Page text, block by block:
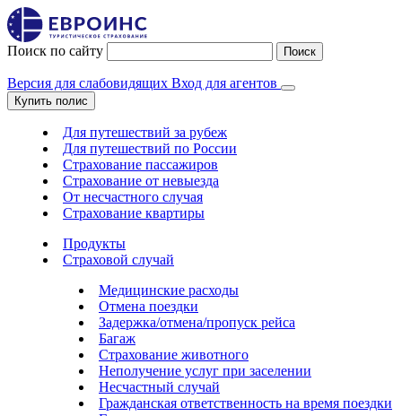
Поиск по сайту Поиск
Версия для слабовидящих Вход для агентов
Купить полис
Для путешествий за рубеж
Для путешествий по России
Страхование пассажиров
Страхование от невыезда
От несчастного случая
Страхование квартиры
Продукты
Страховой случай
Медицинские расходы
Отмена поездки
Задержка/отмена/пропуск рейса
Багаж
Страхование животного
Неполучение услуг при заселении
Несчастный случай
Гражданская ответственность на время поездки